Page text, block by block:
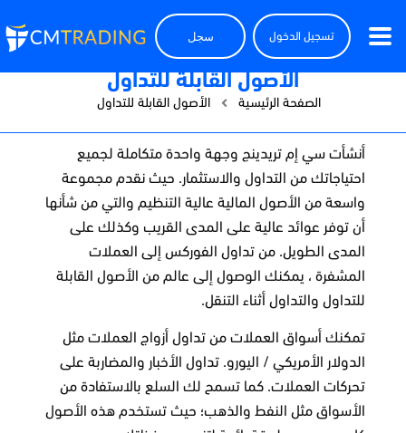
تسجيل الدخول سجل
الأصول القابلة للتداول
الصفحة الرئيسية الأصول القابلة للتداول
أنشأت سي إم تريدينج وجهة واحدة متكاملة لجميع
احتياجاتك من التداول والاستثمار. حيث نقدم مجموعة
واسعة من الأصول المالية عالية التنظيم والتي من شأنها
أن توفر عوائد عالية على المدى القريب وكذلك على
المدى الطويل. من تداول الفوركس إلى العملات
المشفرة ، يمكنك الوصول إلى عالم من الأصول القابلة
للتداول والتداول أثناء التنقل.
تمكنك أسواق العملات من تداول أزواج العملات مثل
الدولار الأمريكي / اليورو. تداول الأخبار والمضاربة على
تحركات العملات. كما تسمح لك السلع بالاستفادة من
الأسواق مثل النفط والذهب؛ حيث تستخدم هذه الأصول